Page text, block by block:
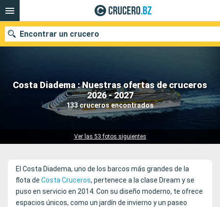
Costa Diadema : Nuestras ofertas de cruceros
2026 - 2027
133 cruceros encontrados
Ver las 53 fotos siguientes
Encontrar un crucero
Nuestros destinos
Fecha de salida
El Costa Diadema, uno de los barcos más grandes de la
flota de Costa Cruceros, pertenece a la clase Dream y se
puso en servicio en 2014. Con su diseño moderno, te ofrece
espacios únicos, como un jardín de invierno y un paseo